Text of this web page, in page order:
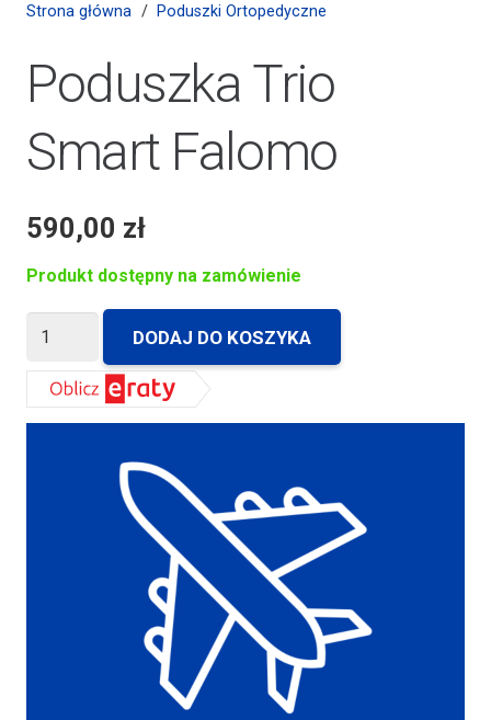
Strona główna / Poduszki Ortopedyczne
Poduszka Trio
Smart Falomo
590,00 zł
Produkt dostępny na zamówienie
ilość
Trio
Smart
DODAJ DO KOSZYKA